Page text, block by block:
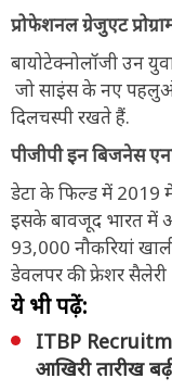
प्रोफेशनल ग्रेजुएट
बायोटेक्नोलॉजी उन
जो साइंस के नए
दिलचस्पी रखते हैं.
पीजीपी इन बिजनेस
डेटा के फिल्ड में 2019
इसके बावजूद भारत में
93,000 नौकरियां
डेवलपर की फ्रेशर
ये भी पढ़ें:
ITBP
आखिरी तारीख